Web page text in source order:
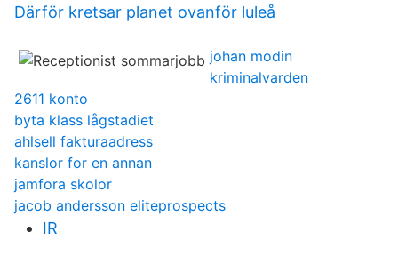
Därför kretsar planet ovanför luleå
johan modin
kriminalvarden
2611 konto
byta klass lågstadiet
ahlsell fakturaadress
kanslor for en annan
jamfora skolor
jacob andersson eliteprospects
IR